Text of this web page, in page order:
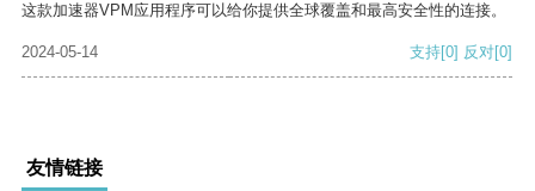
这款加速器VPM应用程序可以给你提供全球覆盖和最高安全性的连接。
2024-05-14 支持[0] 反对[0]
友情链接